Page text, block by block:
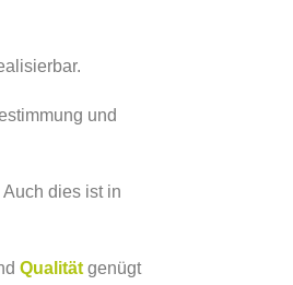
und
dies ist in
Qualität genügt